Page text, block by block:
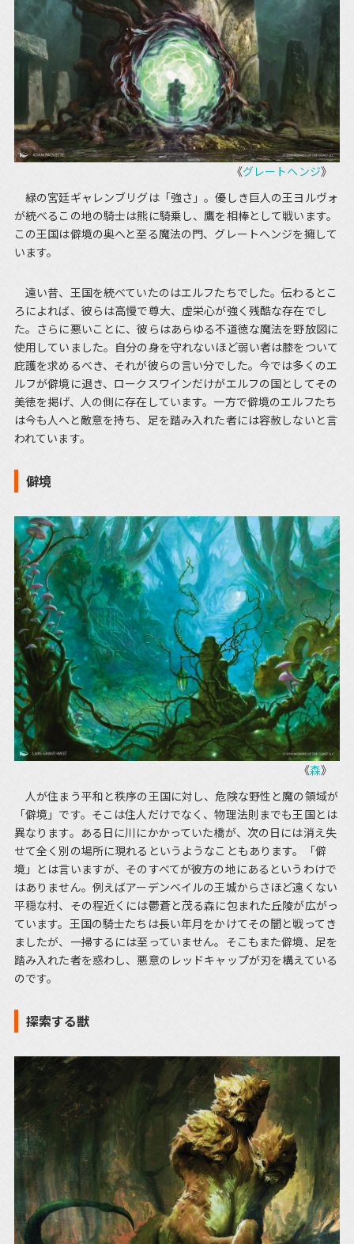
《グレートヘンジ》
緑の宮廷ギャレンブリグは「強さ」。優しき巨人の王ヨルヴォ
が統べるこの地の騎士は熊に騎乗し、鷹を相棒として戦います。
この王国は僻境の奥へと至る魔法の門、グレートヘンジを擁して
います。
遠い昔、王国を統べていたのはエルフたちでした。伝わるとこ
ろによれば、彼らは高慢で尊大、虚栄心が強く残酷な存在でし
た。さらに悪いことに、彼らはあらゆる不道徳な魔法を野放図に
使用していました。自分の身を守れないほど弱い者は膝をついて
庇護を求めるべき、それが彼らの言い分でした。今では多くのエ
ルフが僻境に退き、ロークスワインだけがエルフの国としてその
美徳を掲げ、人の側に存在しています。一方で僻境のエルフたち
は今も人へと敵意を持ち、足を踏み入れた者には容赦しないと言
われています。
僻境
《森》
人が住まう平和と秩序の王国に対し、危険な野性と魔の領域が
「僻境」です。そこは住人だけでなく、物理法則までも王国とは
異なります。ある日に川にかかっていた橋が、次の日には消え失
せて全く別の場所に現れるというようなこともあります。「僻
境」とは言いますが、そのすべてが彼方の地にあるというわけで
はありません。例えばアーデンベイルの王城からさほど遠くない
平穏な村、その程近くには鬱蒼と茂る森に包まれた丘陵が広がっ
ています。王国の騎士たちは長い年月をかけてその闇と戦ってき
ましたが、一掃するには至っていません。そこもまた僻境、足を
踏み入れた者を惑わし、悪意のレッドキャップが刃を構えている
のです。
探索する獣